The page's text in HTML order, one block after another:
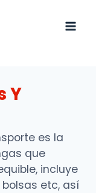
Y
es la
que
incluye
etc, así